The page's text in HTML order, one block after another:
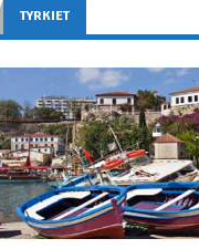
TYRKIET